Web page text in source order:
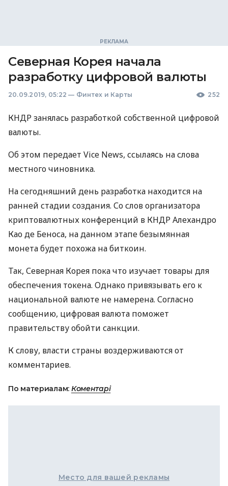
Северная Корея начала
разработку цифровой валюты
20.09.2019, 05:22 — Финтех и Карты 252
КНДРзанялась разработкой собственной цифровой
валюты.
Об этом передает Vice News, ссылаясь на слова
местного чиновника.
На сегодняшний день разработка находится на
ранней стадии создания. Со слов организатора
криптовалютных конференций в КНДРАлехандро
Као де Беноса, на данном этапе безымянная
монета будет похожа на биткоин.
Так, Северная Корея пока что изучает товары для
обеспечения токена. Однако привязывать его к
национальной валюте не намерена. Согласно
сообщению, цифровая валюта поможет
правительству обойти санкции.
К слову, власти страны воздерживаются от
комментариев.
По материалам: Коментарі
Место для вашей рекламы